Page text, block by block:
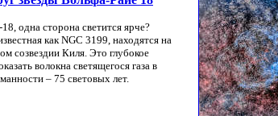
одна сторона светится ярче?
как NGC 3199, находятся на
созвездии Киля. Это глубокое
волокна светящегося газа в
– 75 световых лет.